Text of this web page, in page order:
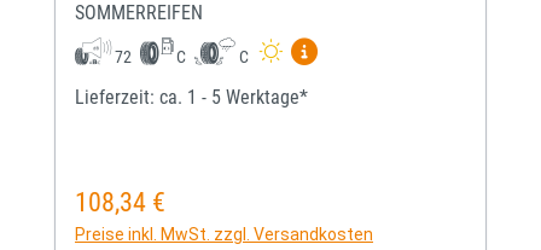
SOMMERREIFEN
72 C C
Mehr Informationen zum
Lieferzeit: ca. 1 - 5 Werktage*
Regulärer Preis:
108,34 €
Preise inkl. MwSt. zzgl. Versandkosten